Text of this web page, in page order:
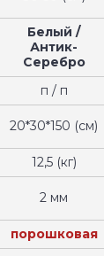
Белый /
Антик-
Серебро
п / п
20*30*150 (см)
12,5 (кг)
2 мм
порошковая